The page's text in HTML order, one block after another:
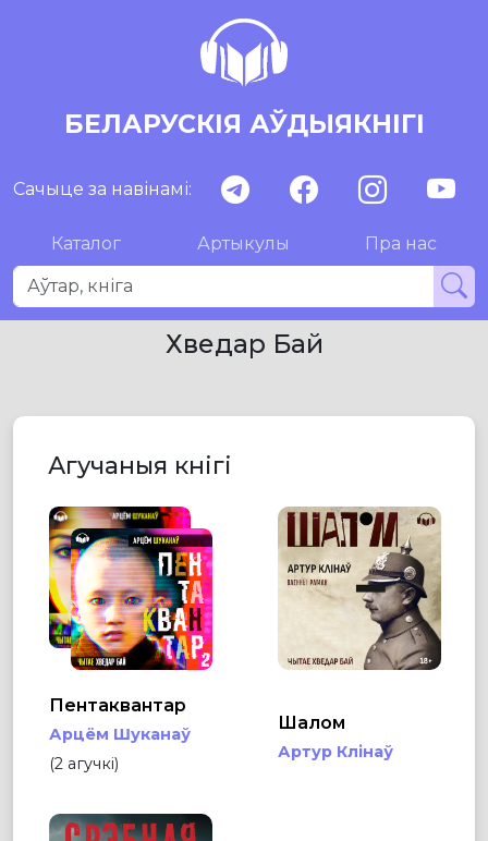
БЕЛАРУСКІЯ АЎДЫЯКНІГІ
Сачыце за навінамі:
Каталог Артыкулы Пра нас
Хведар Бай
Агучаныя кнігі
Пентаквантар
Арцём Шуканаў
(2 агучкі)
Шалом
Артур Клінаў